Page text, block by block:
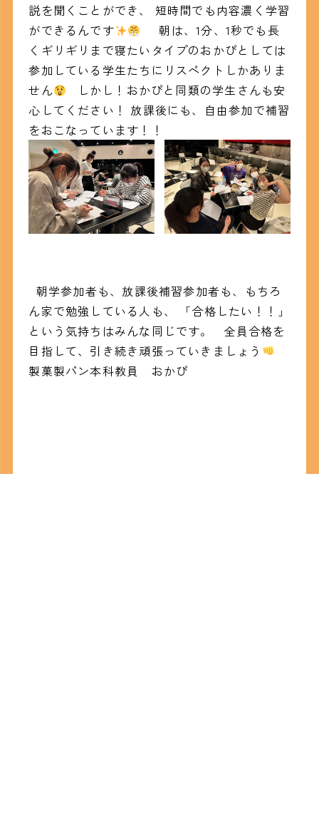
説を聞くことができ、 短時間でも内容濃く学習
ができるんです
朝は、1分、1秒でも長
くギリギリまで寝たいタイプのおかぴとしては
参加している学生たちにリスペクトしかありま
せん
しかし！おかぴと同類の学生さんも安
心してください！ 放課後にも、自由参加で補習
をおこなっています！！
朝学参加者も、放課後補習参加者も、もちろ
ん家で勉強している人も、 「合格したい！！」
という気持ちはみんな同じです。 全員合格を
目指して、引き続き頑張っていきましょう
製菓製パン本科教員 おかぴ